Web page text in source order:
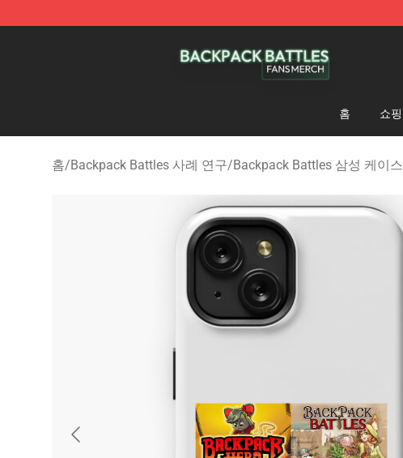
홈 쇼핑
홈/Backpack Battles 사례 연구/Backpack Battles 삼성 케이스